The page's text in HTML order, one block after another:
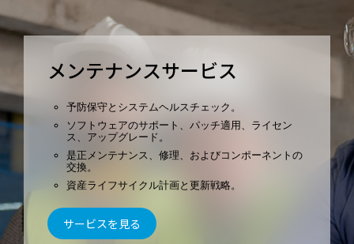
メンテナンスサービス
予防保守とシステムヘルスチェック。
ソフトウェアのサポート、パッチ適用、ライセン
ス、アップグレード。
是正メンテナンス、修理、およびコンポーネントの
交換。
資産ライフサイクル計画と更新戦略。
サービスを見る